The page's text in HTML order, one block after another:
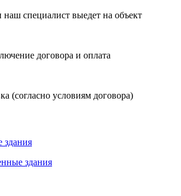
специалист выедет на объект
договора и оплата
(согласно условиям договора)
здания
здания